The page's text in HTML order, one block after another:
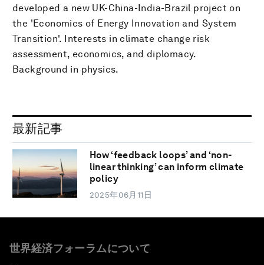
developed a new UK-China-India-Brazil project on
the 'Economics of Energy Innovation and System
Transition'. Interests in climate change risk
assessment, economics, and diplomacy.
Background in physics.
最新記事
How ‘feedback loops’ and ‘non-
linear thinking’ can inform climate
policy
2025年06月11日
世界経済フォーラムについて